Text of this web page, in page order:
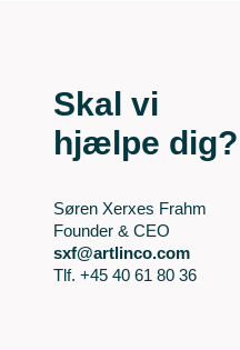
Skal vi
hjælpe dig?
Søren Xerxes Frahm
Founder & CEO
sxf@artlinco.com
Tlf. +45 40 61 80 36